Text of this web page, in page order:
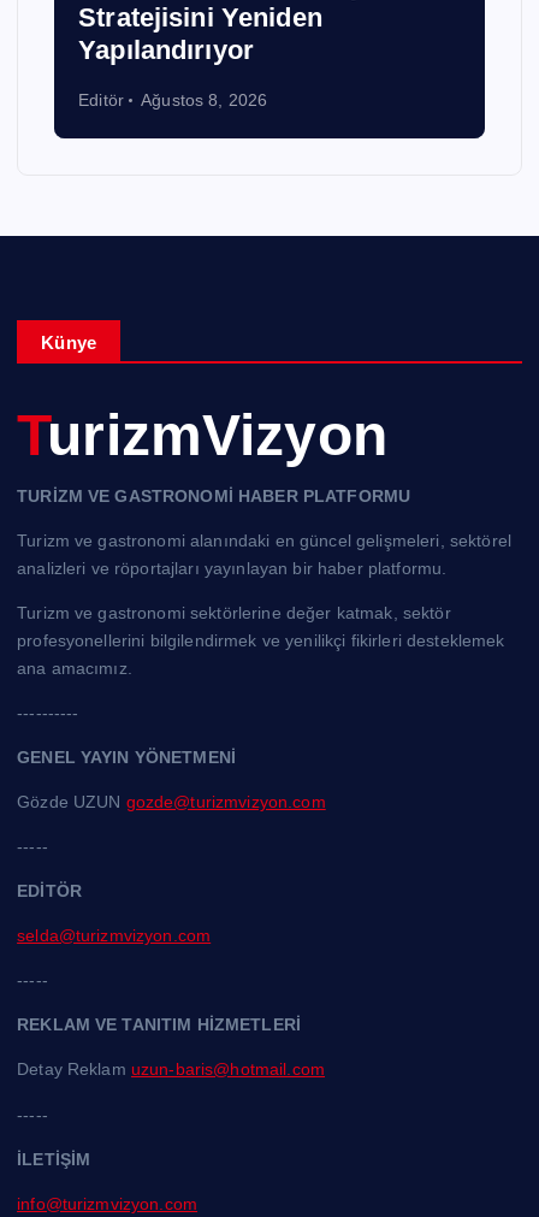
Bakan Ersoy, Acun Ilıcalı’yı
ağırladı
Editör Ağustos 8, 2026
Künye
TurizmVizyon
TURİZM VE GASTRONOMİ HABER PLATFORMU
Turizm ve gastronomi alanındaki en güncel gelişmeleri, sektörel
analizleri ve röportajları yayınlayan bir haber platformu.
Turizm ve gastronomi sektörlerine değer katmak, sektör
profesyonellerini bilgilendirmek ve yenilikçi fikirleri desteklemek
ana amacımız.
----------
GENEL YAYIN YÖNETMENİ
Gözde UZUN gozde@turizmvizyon.com
-----
EDİTÖR
selda@turizmvizyon.com
-----
REKLAM VE TANITIM HİZMETLERİ
Detay Reklam uzun-baris@hotmail.com
-----
İLETİŞİM
info@turizmvizyon.com